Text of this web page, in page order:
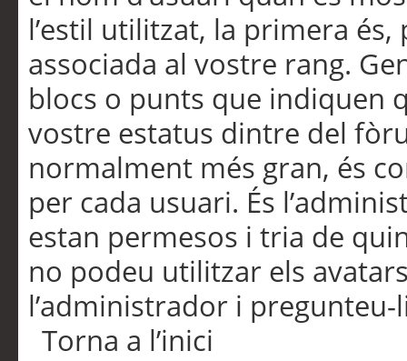
l’estil utilitzat, la primera
associada al vostre rang.
blocs o punts que indiquen
vostre estatus dintre del
normalment més gran, és
per cada usuari. És
estan permesos i tria de
no podeu utilitzar els
l’administrador i pregunteu-
Torna a l’inici